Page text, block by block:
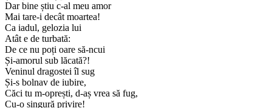
Dar bine știu c-al meu amor
Mai tare-i decât moartea!
Ca iadul, gelozia lui
Atât e de turbată:
De ce nu poți oare să-ncui
Și-amorul sub lăcată?!
Veninul dragostei îl sug
Și-s bolnav de iubire,
Căci tu m-oprești, d-aș vrea să fug,
Cu-o singură privire!